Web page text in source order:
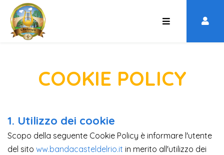
COOKIE POLICY
1. Utilizzo dei cookie
Scopo della seguente Cookie Policy è informare l'utente
del sito ww.bandacasteldelrio.it in merito all'utilizzo dei